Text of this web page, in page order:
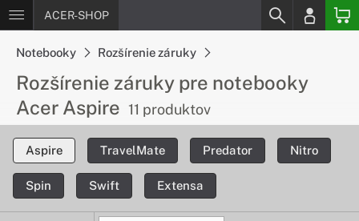
ACER-SHOP
Notebooky Rozšírenie záruky
Rozšírenie záruky pre notebooky
Acer Aspire 11 produktov
Aspire TravelMate Predator Nitro
Spin Swift Extensa